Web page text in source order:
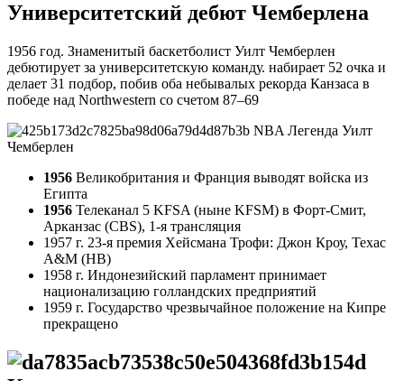
Университетский дебют Чемберлена
1956 год. Знаменитый баскетболист Уилт Чемберлен
дебютирует за университетскую команду. набирает 52 очка и
делает 31 подбор, побив оба небывалых рекорда Канзаса в
победе над Northwestern со счетом 87–69
NBA Легенда Уилт
Чемберлен
1956 Великобритания и Франция выводят войска из
Египта
1956 Телеканал 5 KFSA (ныне KFSM) в Форт-Смит,
Арканзас (CBS), 1-я трансляция
1957 г. 23-я премия Хейсмана Трофи: Джон Кроу, Техас
A&M (HB)
1958 г. Индонезийский парламент принимает
национализацию голландских предприятий
1959 г. Государство чрезвычайное положение на Кипре
прекращено